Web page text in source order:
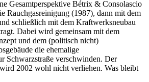
Gesamtperspektive Bétrix & Consolascio
Rauchgasreinigung (1987), dann mit dem
schließlich mit dem Kraftwerksneubau
Dabei wird gemeinsam mit dem
und dem (politisch nicht)
die ehemalige
Schwarzstraße verschwinden. Der
2002 wohl nicht verliehen. Was bleibt